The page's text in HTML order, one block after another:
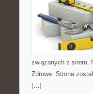
związanych z snem.
Zdrowe. Strona
[…]